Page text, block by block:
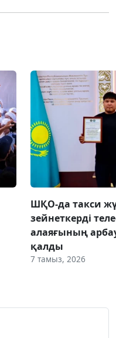
ШҚО-да такси
зейнеткерді
алаяғының
қалды
7 тамыз, 2026